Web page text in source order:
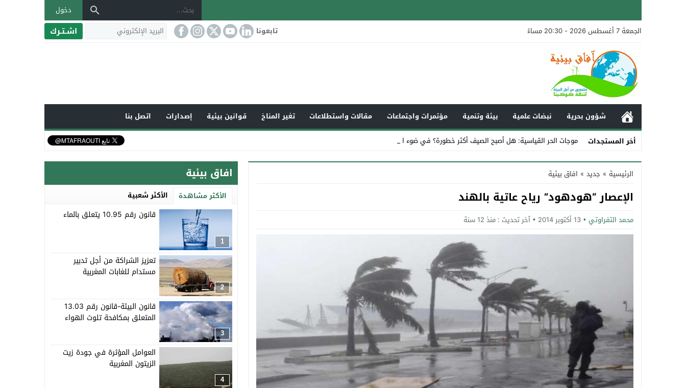
دخول
الجمعة 7 أغسطس 2026 - 20:30 مساءً
تابعونا اشـتـرك
شؤون بحرية نبضات علمية بيئة وتنمية مؤتمرات واجتماعات مقالات واستطلاعات تغير المناخ قوانين بيئية إصدارات
اتصل بنا
أخر المستجدات
موجات الحر القياسية: هل أصبح الصيف أكثر خطورة؟ في ضوء التغير الم_
Stop
Previous
Next
الرئيسية » جديد » افاق بيئية
الإعصار “هودهود” رياح عاتية بالهند
محمد التفراوتي 13 أكتوبر 2014 آخر تحديث : منذ 12 سنة
افاق بيئية
الأكثر مشاهدة الأكثر شعبية
1
قانون رقم 10.95 يتعلق بالماء
2
تعزيز الشراكة من أجل تدبير
مستدام للغابات المغربية
3
قانون البيئة-قانون رقم 13.03
المتعلق بمكافحة تلوث الهواء
4
العوامل المؤثرة في جودة زيت
الزيتون المغربية